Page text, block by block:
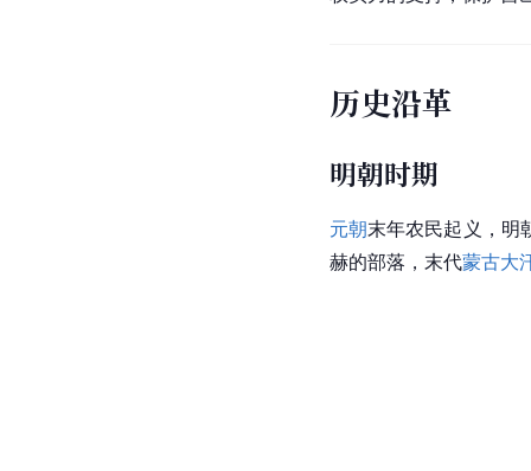
历史沿革
明朝时期
元朝末年农民起义，明
赫的部落，末代蒙古大